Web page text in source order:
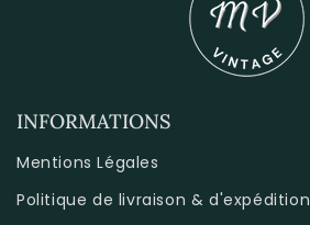
INFORMATIONS
Mentions Légales
Politique de livraison & d'expédition